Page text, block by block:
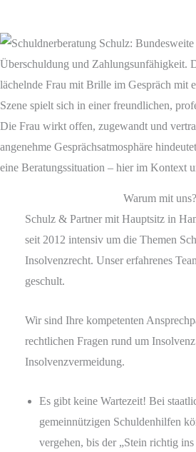
Warum mit uns?
Schulz & Partner mit Hauptsitz in
seit 2012 intensiv um die Themen
Insolvenzrecht. Unser erfahrenes
geschult.
Wir sind Ihre kompetenten
rechtlichen Fragen rund um
Insolvenzvermeidung.
Es gibt keine Wartezeit! Bei
gemeinnützigen Schuldenhilfen
vergehen, bis der „Stein richtig